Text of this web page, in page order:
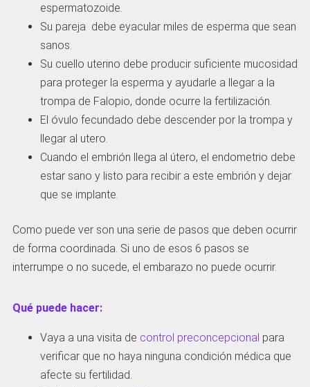
espermatozoide.
Su pareja debe eyacular miles de esperma que sean
sanos.
Su cuello uterino debe producir suficiente mucosidad
para proteger la esperma y ayudarle a llegar a la
trompa de Falopio, donde ocurre la fertilización.
El óvulo fecundado debe descender por la trompa y
llegar al utero.
Cuando el embrión llega al útero, el endometrio debe
estar sano y listo para recibir a este embrión y dejar
que se implante.
Como puede ver son una serie de pasos que deben ocurrir
de forma coordinada. Si uno de esos 6 pasos se
interrumpe o no sucede, el embarazo no puede ocurrir.
Qué puede hacer:
Vaya a una visita de control preconcepcional para
verificar que no haya ninguna condición médica que
afecte su fertilidad.